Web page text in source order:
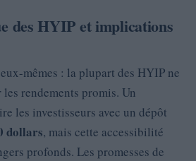
des HYIP et implications
mêmes : la plupart des HYIP ne
rendements promis. Un
les investisseurs avec un dépôt
dollars, mais cette accessibilité
profonds. Les promesses de